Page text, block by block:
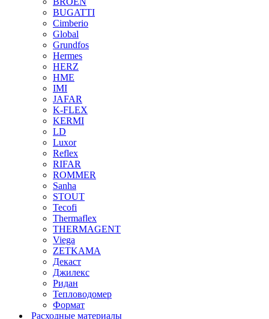
BUGATTI
Cimberio
Global
Grundfos
Hermes
HERZ
HME
IMI
JAFAR
K-FLEX
KERMI
LD
Luxor
Reflex
RIFAR
ROMMER
Sanha
STOUT
Tecofi
Thermaflex
THERMAGENT
Viega
ZETKAMA
Декаст
Джилекс
Ридан
Тепловодомер
Формат
Расходные материалы